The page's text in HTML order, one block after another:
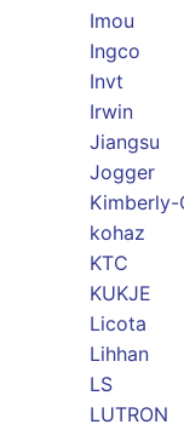
Imou
Ingco
Invt
Irwin
Jiangsu
Jogger
Kimberly-
kohaz
KTC
KUKJE
Licota
Lihhan
LS
LUTRON